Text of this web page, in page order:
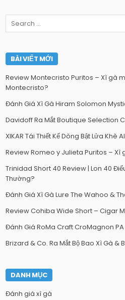
Search
BÀI VIẾT MỚI
Review Montecristo Puritos – Xì gà
Montecristo?
Đánh Giá Xì Gà Hiram Solomon
Davidoff Ra Mắt Boutique Selection
XIKAR Tái Thiết Kế Dòng Bật Lửa Khè
Review Romeo y Julieta Puritos – Xì
Trinidad Short 40 Review | Lon 40
Thường?
Đánh Giá Xì Gà Lure The Wahoo &
Review Cohiba Wide Short – Cigar
Đánh Giá RoMa Craft CroMagnon
Brizard & Co. Ra Mắt Bộ Bao Xì Gà &
DANH MỤC
Đánh giá xì gà